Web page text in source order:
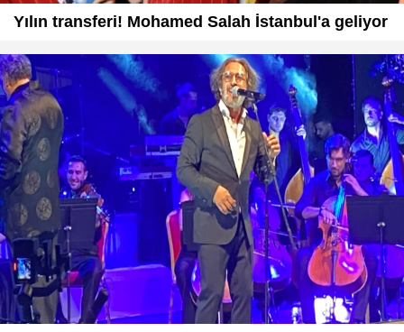
Yılın transferi! Mohamed Salah İstanbul'a geliyor